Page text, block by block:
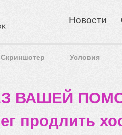
Новости
Скриншотер Условия
ВАШЕЙ
продлить